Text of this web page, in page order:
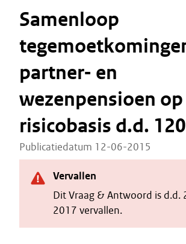
Samenloop
partner- en
wezenpensioen op
risicobasis d.d.
Publicatiedatum 12-06-2015
Vervallen
Dit Vraag & Antwoord is d.d.
2017 vervallen.